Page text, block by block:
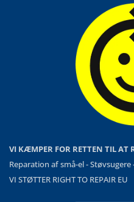
VI KÆMPER FOR RETTEN TIL AT
Reparation af små-el -
VI STØTTER RIGHT TO REPAIR EU